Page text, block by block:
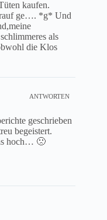
kaufen.
ge…. *g* Und
als
die Klos
ANTWORTEN
geschrieben
begeistert.
hoch… 🙁